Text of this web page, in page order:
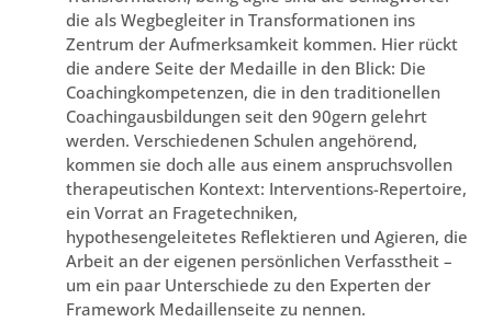
die als Wegbegleiter in Transformationen ins
Zentrum der Aufmerksamkeit kommen. Hier rückt
die andere Seite der Medaille in den Blick: Die
Coachingkompetenzen, die in den traditionellen
Coachingausbildungen seit den 90gern gelehrt
werden. Verschiedenen Schulen angehörend,
kommen sie doch alle aus einem anspruchsvollen
therapeutischen Kontext: Interventions-Repertoire,
ein Vorrat an Fragetechniken,
hypothesengeleitetes Reflektieren und Agieren, die
Arbeit an der eigenen persönlichen Verfasstheit –
um ein paar Unterschiede zu den Experten der
Framework Medaillenseite zu nennen.